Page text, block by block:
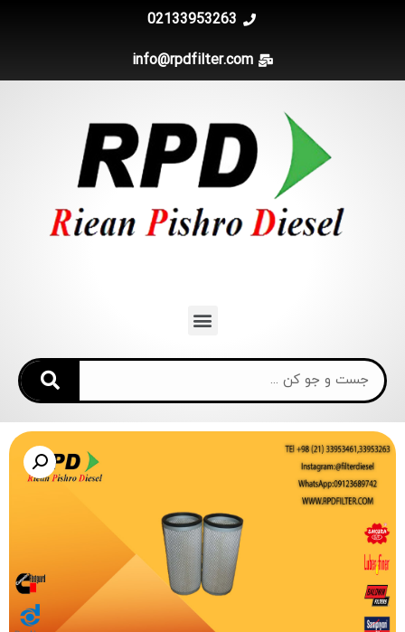
02133953263
info@rpdfilter.com